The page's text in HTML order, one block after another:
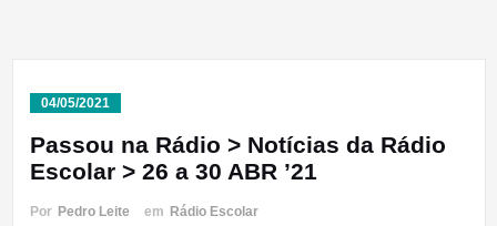
04/05/2021
Passou na Rádio > Notícias da Rádio
Escolar > 26 a 30 ABR ’21
Por Pedro Leite em Rádio Escolar